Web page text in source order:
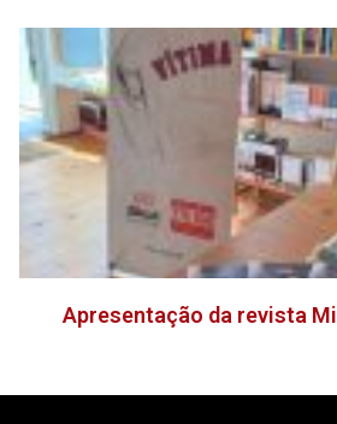
Apresentação da revista